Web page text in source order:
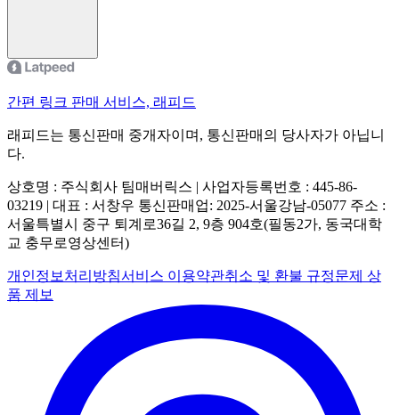
간편 링크 판매 서비스, 래피드
래피드는 통신판매 중개자이며, 통신판매의 당사자가 아닙니
다.
상호명 : 주식회사 팀매버릭스 | 사업자등록번호 : 445-86-
03219 | 대표 : 서창우 통신판매업: 2025-서울강남-05077 주소 :
서울특별시 중구 퇴계로36길 2, 9층 904호(필동2가, 동국대학
교 충무로영상센터)
개인정보처리방침서비스 이용약관취소 및 환불 규정문제 상
품 제보